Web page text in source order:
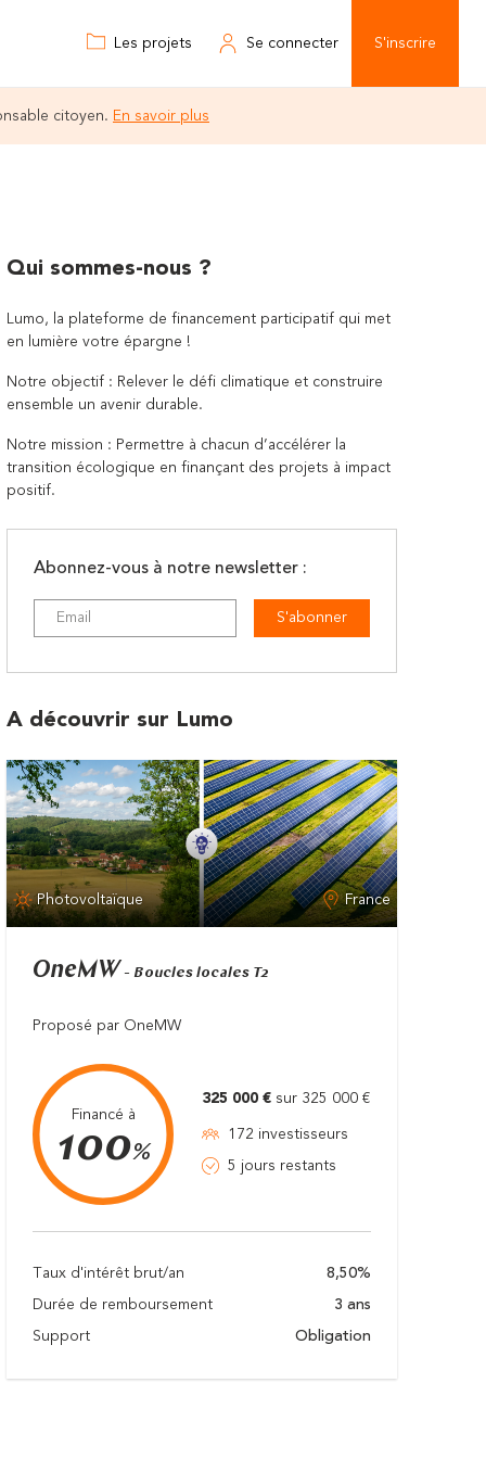
S'inscrire
Les projets Se connecter
citoyen. En savoir plus
Qui sommes-nous ?
Lumo, la plateforme de financement participatif qui met
en lumière votre épargne !
Notre objectif : Relever le défi climatique et construire
ensemble un avenir durable.
Notre mission : Permettre à chacun d’accélérer la
transition écologique en finançant des projets à impact
positif.
Abonnez-vous à notre newsletter :
S'abonner
A découvrir sur Lumo
Photovoltaïque France
OneMW - Boucles locales T2
Proposé par OneMW
Financé à
100%
325 000 € sur 325 000 €
172 investisseurs
5 jours restants
Taux d'intérêt brut/an 8,50%
Durée de remboursement 3 ans
Support Obligation